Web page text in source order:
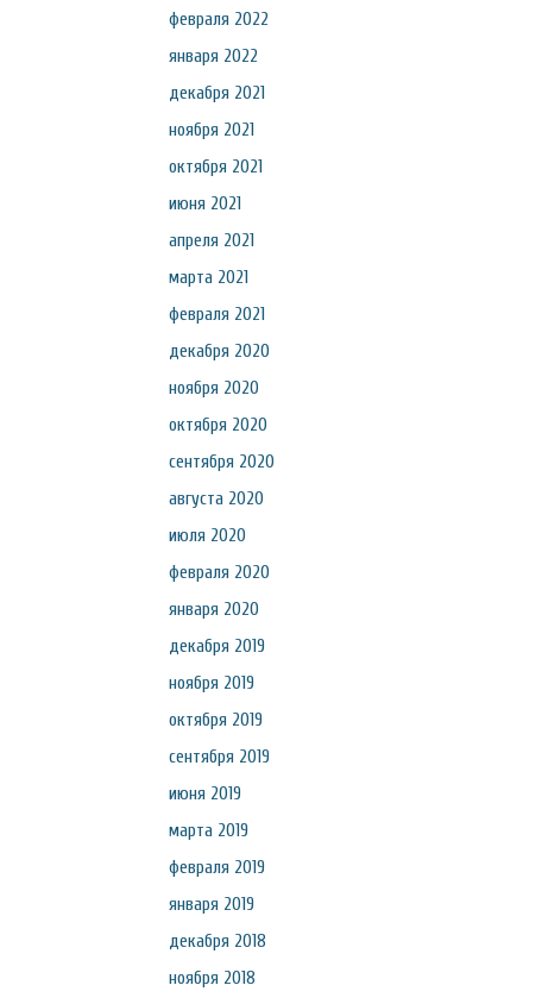
февраля 2022
января 2022
декабря 2021
ноября 2021
октября 2021
июня 2021
апреля 2021
марта 2021
февраля 2021
декабря 2020
ноября 2020
октября 2020
сентября 2020
августа 2020
июля 2020
февраля 2020
января 2020
декабря 2019
ноября 2019
октября 2019
сентября 2019
июня 2019
марта 2019
февраля 2019
января 2019
декабря 2018
ноября 2018